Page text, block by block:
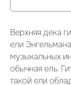
Верхняя дека
ели
музыкальных
обычная ель.
такой ели